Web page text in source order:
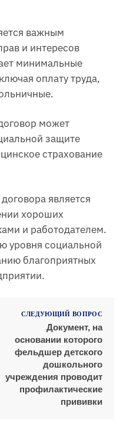
важным
и интересов
минимальные
оплату труда,
может
защите
страхование
является
хороших
и работодателем.
уровня социальной
благоприятных
СЛЕДУЮЩИЙ ВОПРОС
Документ, на
основании которого
фельдшер детского
дошкольного
учреждения проводит
профилактические
прививки